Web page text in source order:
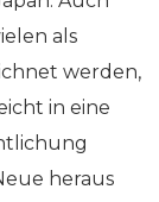
als
werden,
in eine
heraus